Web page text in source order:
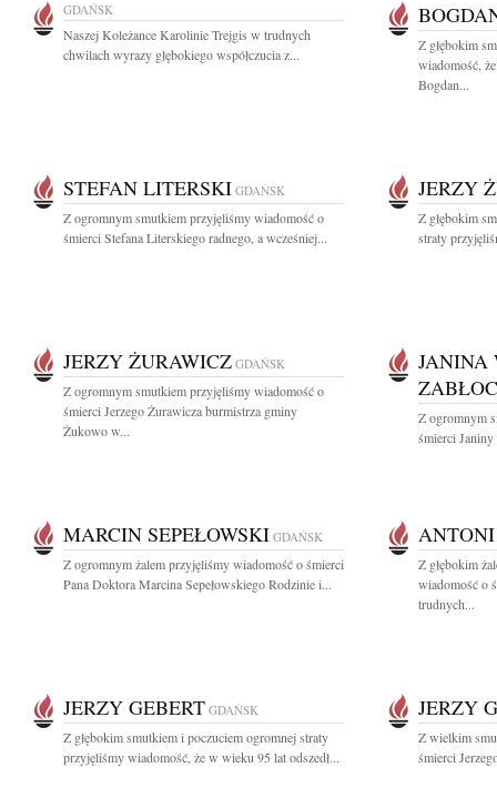
GDAŃSK
Naszej Koleżance Karolinie Trejgis w trudnych
chwilach wyrazy głębokiego współczucia z...
Z głębokim
wiadomość,
Bogdan...
STEFAN LITERSKI GDAŃSK
Z ogromnym smutkiem przyjęliśmy wiadomość o
śmierci Stefana Literskiego radnego, a wcześniej...
JERZY
Z głębokim
straty
JERZY ŻURAWICZ GDAŃSK
Z ogromnym smutkiem przyjęliśmy wiadomość o
śmierci Jerzego Żurawicza burmistrza gminy
Żukowo w...
JANINA
Z ogromnym
śmierci
MARCIN SEPEŁOWSKI GDAŃSK
Z ogromnym żalem przyjęliśmy wiadomość o śmierci
Pana Doktora Marcina Sepełowskiego Rodzinie i...
Z głębokim
wiadomość o
trudnych...
JERZY GEBERT GDAŃSK
Z głębokim smutkiem i poczuciem ogromnej straty
przyjęliśmy wiadomość, że w wieku 95 lat odszedł...
JERZY
Z wielkim
śmierci